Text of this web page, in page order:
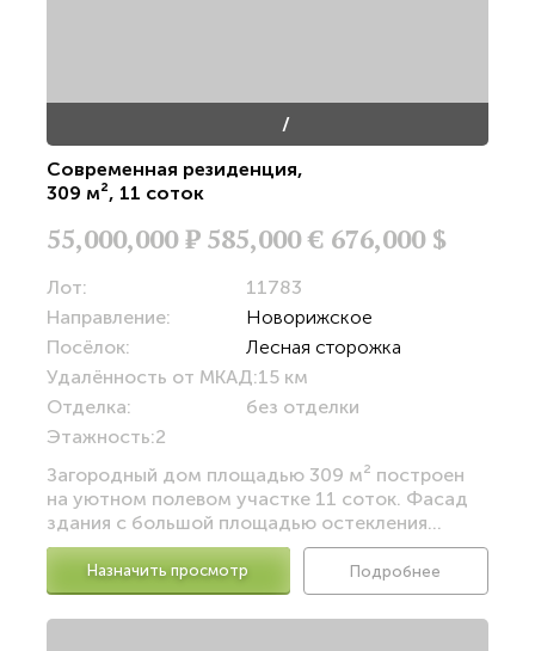
/
Современная резиденция,
309 м², 11 соток
55,000,000Р 585,000 € 676,000 $
Лот:
11783
Направление:
Новорижское
Посёлок:
Лесная сторожка
Удалённость от МКАД:15 км
Отделка:
без отделки
Этажность:2
Загородный дом площадью 309 м² построен
на уютном полевом участке 11 соток. Фасад
здания с большой площадью остекления...
Назначить просмотр Подробнее